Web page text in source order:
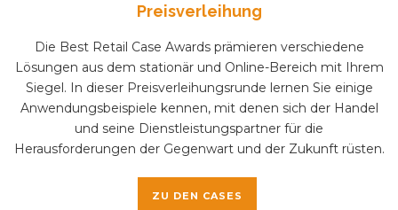
Preisverleihung
Die Best Retail Case Awards prämieren verschiedene
Lösungen aus dem stationär und Online-Bereich mit Ihrem
Siegel. In dieser Preisverleihungsrunde lernen Sie einige
Anwendungsbeispiele kennen, mit denen sich der Handel
und seine Dienstleistungspartner für die
Herausforderungen der Gegenwart und der Zukunft rüsten.
ZU DEN CASES